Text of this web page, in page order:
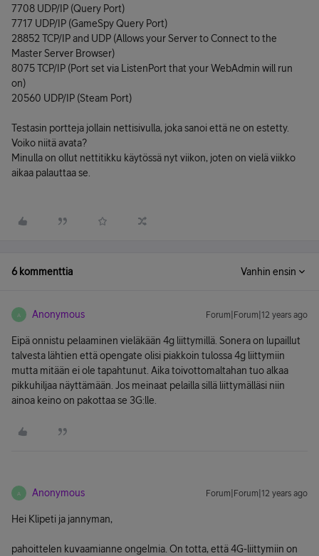
7708 UDP/IP (Query Port)
7717 UDP/IP (GameSpy Query Port)
28852 TCP/IP and UDP (Allows your Server to Connect to the
Master Server Browser)
8075 TCP/IP (Port set via ListenPort that your WebAdmin will run
on)
20560 UDP/IP (Steam Port)
Testasin portteja jollain nettisivulla, joka sanoi että ne on estetty.
Voiko niitä avata?
Minulla on ollut nettitikku käytössä nyt viikon, joten on vielä viikko
aikaa palauttaa se.
6 kommenttia Vanhin ensin
A Anonymous Forum|Forum|12 years ago
Eipä onnistu pelaaminen vieläkään 4g liittymillä. Sonera on lupaillut
talvesta lähtien että opengate olisi piakkoin tulossa 4g liittymiin
mutta mitään ei ole tapahtunut. Aika toivottomaltahan tuo alkaa
pikkuhiljaa näyttämään. Jos meinaat pelailla sillä liittymälläsi niin
ainoa keino on pakottaa se 3G:lle.
A Anonymous Forum|Forum|12 years ago
Hei Klipeti ja jannyman,
pahoittelen kuvaamianne ongelmia. On totta, että 4G-liittymiin on